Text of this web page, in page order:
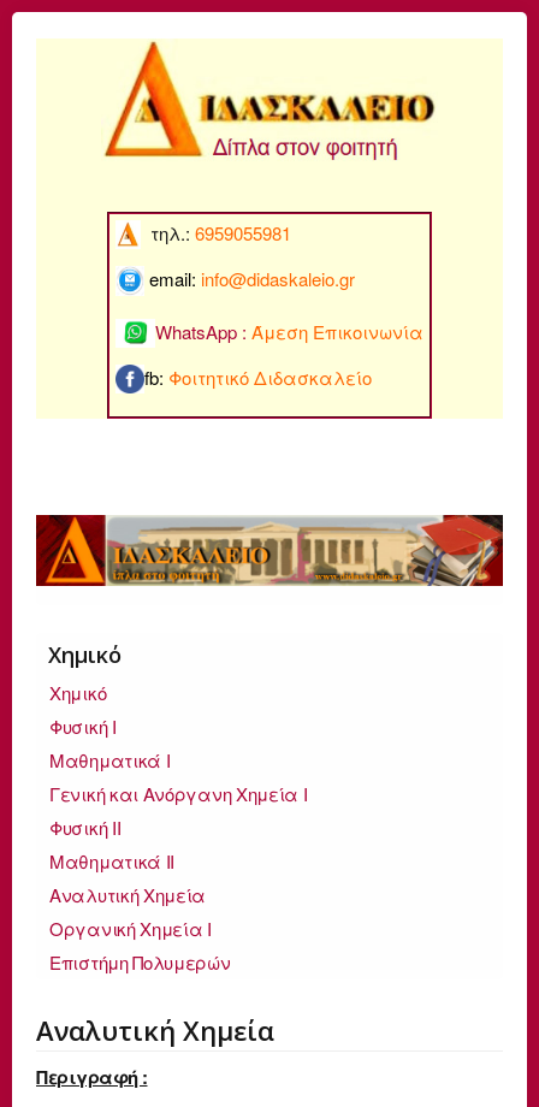
τηλ.: 6959055981
email: info@didaskaleio.gr
WhatsApp : Άμεση Επικοινωνία
fb: Φοιτητικό Διδασκαλείο
Χημικό
Χημικό
Φυσική Ι
Μαθηματικά Ι
Γενική και Ανόργανη Χημεία Ι
Φυσική ΙΙ
Μαθηματικά ΙΙ
Αναλυτική Χημεία
Οργανική Χημεία Ι
Επιστήμη Πολυμερών
Αναλυτική Χημεία
Περιγραφή :